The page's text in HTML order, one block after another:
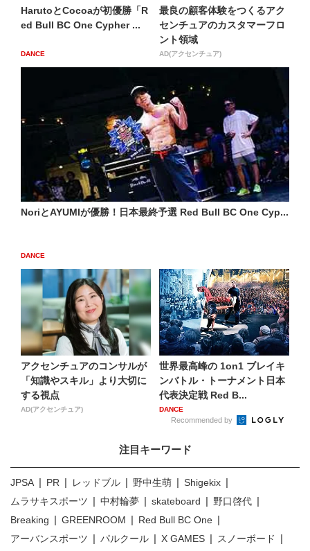
HarutoとCocoaが初優勝「R
ed Bull BC One Cypher ...
DANCE
最良の顧客体験をつくるアク
センチュアのカスタマーフロ
ント領域
AD(アクセンチュア)
NoriとAYUMIが優勝！日本最終予選 Red Bull BC One Cyp...
DANCE
アクセンチュアのコンサルが
「知識やスキル」より大切に
する視点
AD(アクセンチュア)
世界最高峰の 1on1 ブレイキ
ンバトル・トーナメント日本
代表決定戦 Red B...
DANCE
Recommended by
注目キーワード
JPSA PR レッドブル 野中生萌
Shigekix
ムラサキスポーツ
中村輪夢 skateboard
野口啓代
Breaking
GREENROOM
Red Bull BC One
アーバンスポーツ
パルクール X GAMES
スノーボード